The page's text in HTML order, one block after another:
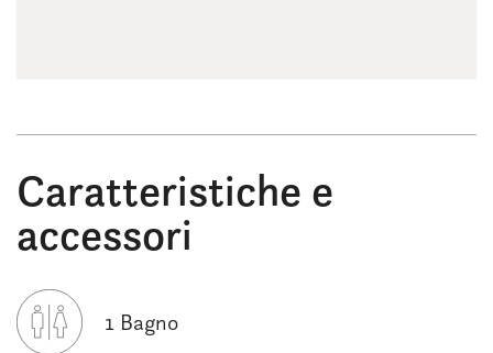
Caratteristiche e
accessori
1 Bagno